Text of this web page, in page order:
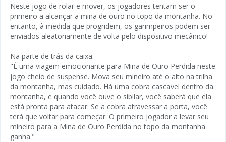
Neste jogo de rolar e mover, os jogadores tentam ser o
primeiro a alcançar a mina de ouro no topo da montanha. No
entanto, à medida que progridem, os garimpeiros podem ser
enviados aleatoriamente de volta pelo dispositivo mecânico!
Na parte de trás da caixa:
"É uma viagem emocionante para Mina de Ouro Perdida neste
jogo cheio de suspense. Mova seu mineiro até o alto na trilha
da montanha, mas cuidado. Há uma cobra cascavel dentro da
montanha, e quando você ouve o sibilar, você saberá que ela
está pronta para atacar. Se a cobra atravessar a porta, você
terá que voltar para começar. O primeiro jogador a levar seu
mineiro para a Mina de Ouro Perdida no topo da montanha
ganha."